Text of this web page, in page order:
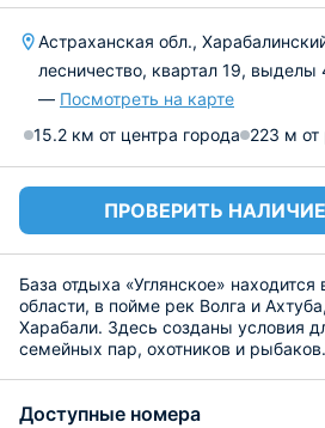
Астраханская обл.,
лесничество, квартал 19,
— Посмотреть на карте
15.2 км от центра города 223 м от
ПРОВЕРИТЬ
База отдыха «Углянское» находится
области, в пойме рек Волга и
Харабали. Здесь созданы условия
семейных пар, охотников и
Для размещения гостей
Доступные номера